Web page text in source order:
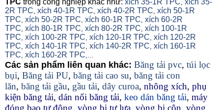
TPC trong công nghiệp khác như: xích 35-1R TPC, xích 35-
2R TPC, xích 40-1R TPC, xích 40-2R TPC, xích 50-1R
TPC, xích 50-2R TPC, xích 60-1R TPC, xích 60-2R
TPC, xích 80-1R TPC, xích 80-2R TPC, xích 100-1R
TPC, xích 100-2R TPC, xích 120-1R TPC, xích 120-2R
TPC, xích 140-1R TPC, xích 140-2R TPC, xích 160-1R
TPC, xích 160-2R TPC,...
Các sản phẩm liên quan khác: Băng tải pvc, túi lọc
bụi, Băng tải PU, băng tải cao su, băng tải con
lăn, băng tải gầu, gầu tải, dây curoa, nhông xích, phụ
kiện băng tải, dán nối băng tải, keo dán băng tải, máy